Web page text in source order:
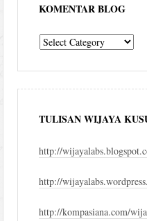
KOMENTAR BLOG
komentar
TULISAN WIJAYA
http://
http://
http://kompasiana.com/